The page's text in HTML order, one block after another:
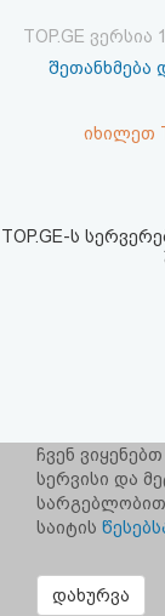
პაროლის
უარყოფა
TOP.GE ვერსია
შეთანხმება
იხილეთ
TOP.GE-ს
ჩვენ
სერვისი და
სარგებლობით
საიტის
დახურვა